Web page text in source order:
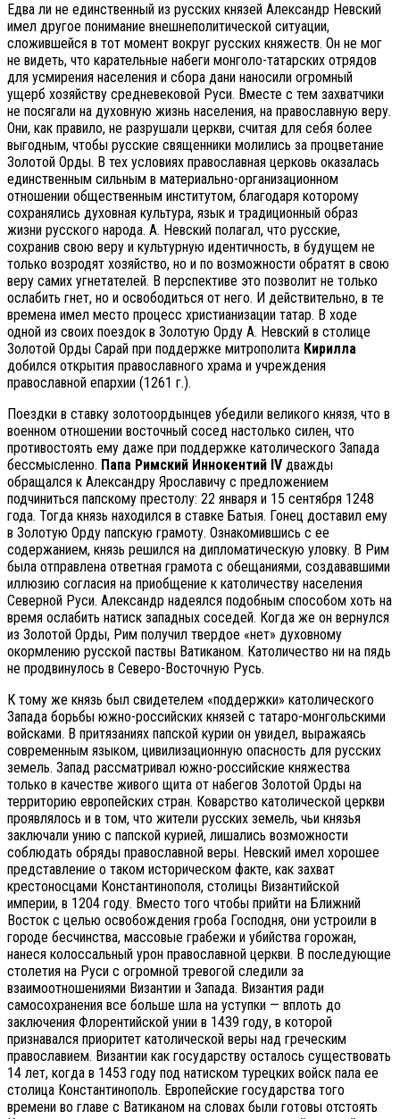
Едва ли не единственный из русских князей Александр Невский
имел другое понимание внешнеполитической ситуации,
сложившейся в тот момент вокруг русских княжеств. Он не мог
не видеть, что карательные набеги монголо-татарских отрядов
для усмирения населения и сбора дани наносили огромный
ущерб хозяйству средневековой Руси. Вместе с тем захватчики
не посягали на духовную жизнь населения, на православную веру.
Они, как правило, не разрушали церкви, считая для себя более
выгодным, чтобы русские священники молились за процветание
Золотой Орды. В тех условиях православная церковь оказалась
единственным сильным в материально-организационном
отношении общественным институтом, благодаря которому
сохранялись духовная культура, язык и традиционный образ
жизни русского народа. А. Невский полагал, что русские,
сохранив свою веру и культурную идентичность, в будущем не
только возродят хозяйство, но и по возможности обратят в свою
веру самих угнетателей. В перспективе это позволит не только
ослабить гнет, но и освободиться от него. И действительно, в те
времена имел место процесс христианизации татар. В ходе
одной из своих поездок в Золотую Орду А. Невский в столице
Золотой Орды Сарай при поддержке митрополита Кирилла
добился открытия православного храма и учреждения
православной епархии (1261 г.).
Поездки в ставку золотоордынцев убедили великого князя, что в
военном отношении восточный сосед настолько силен, что
противостоять ему даже при поддержке католического Запада
бессмысленно. Папа Римский Иннокентий IV дважды
обращался к Александру Ярославичу с предложением
подчиниться папскому престолу: 22 января и 15 сентября 1248
года. Тогда князь находился в ставке Батыя. Гонец доставил ему
в Золотую Орду папскую грамоту. Ознакомившись с ее
содержанием, князь решился на дипломатическую уловку. В Рим
была отправлена ответная грамота с обещаниями, создававшими
иллюзию согласия на приобщение к католичеству населения
Северной Руси. Александр надеялся подобным способом хоть на
время ослабить натиск западных соседей. Когда же он вернулся
из Золотой Орды, Рим получил твердое «нет» духовному
окормлению русской паствы Ватиканом. Католичество ни на пядь
не продвинулось в Северо-Восточную Русь.
К тому же князь был свидетелем «поддержки» католического
Запада борьбы южно-российских князей с татаро-монгольскими
войсками. В притязаниях папской курии он увидел, выражаясь
современным языком, цивилизационную опасность для русских
земель. Запад рассматривал южно-российские княжества
только в качестве живого щита от набегов Золотой Орды на
территорию европейских стран. Коварство католической церкви
проявлялось и в том, что жители русских земель, чьи князья
заключали унию с папской курией, лишались возможности
соблюдать обряды православной веры. Невский имел хорошее
представление о таком историческом факте, как захват
крестоносцами Константинополя, столицы Византийской
империи, в 1204 году. Вместо того чтобы прийти на Ближний
Восток с целью освобождения гроба Господня, они устроили в
городе бесчинства, массовые грабежи и убийства горожан,
нанеся колоссальный урон православной церкви. В последующие
столетия на Руси с огромной тревогой следили за
взаимоотношениями Византии и Запада. Византия ради
самосохранения все больше шла на уступки — вплоть до
заключения Флорентийской унии в 1439 году, в которой
признавался приоритет католической веры над греческим
православием. Византии как государству осталось существовать
14 лет, когда в 1453 году под натиском турецких войск пала ее
столица Константинополь. Европейские государства того
времени во главе с Ватиканом на словах были готовы отстоять